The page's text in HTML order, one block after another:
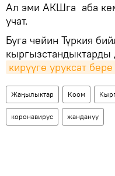
Ал эми АКШга аба
учат.
Буга чейин Түркия
кыргызстандыктарды
кирүүгө уруксат
Жаңылыктар Коом
коронавирус жандануу